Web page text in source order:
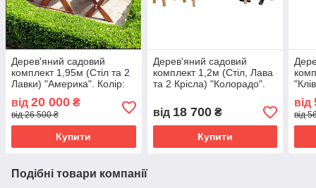
Дерев'яний садовий
комплект 1,95м (Стіл та 2
Лавки) "Америка". Колір:
від 20 000 ₴
від 26 500 ₴
Купити
Дерев'яний садовий
комплект 1,2м (Стіл, Лава
та 2 Крісла) "Колорадо".
від 18 700₴
Купити
від
від
Подібні товари компанії